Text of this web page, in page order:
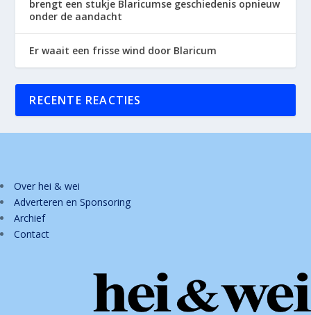
brengt een stukje Blaricumse geschiedenis opnieuw
onder de aandacht
Er waait een frisse wind door Blaricum
RECENTE REACTIES
Over hei & wei
Adverteren en Sponsoring
Archief
Contact